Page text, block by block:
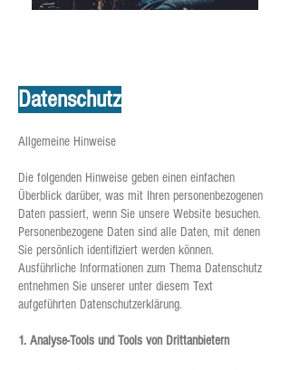
Datenschutz
Allgemeine Hinweise
Die folgenden Hinweise geben einen einfachen
Überblick darüber, was mit Ihren personenbezogenen
Daten passiert, wenn Sie unsere Website besuchen.
Personenbezogene Daten sind alle Daten, mit denen
Sie persönlich identifiziert werden können.
Ausführliche Informationen zum Thema Datenschutz
entnehmen Sie unserer unter diesem Text
aufgeführten Datenschutzerklärung.
1. Analyse-Tools und Tools von Drittanbietern